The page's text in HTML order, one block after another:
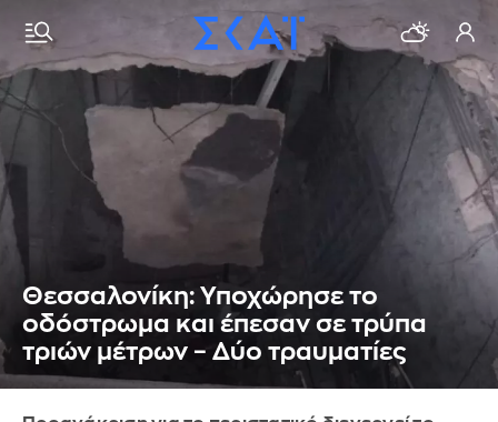
Θεσσαλονίκη: Υποχώρησε το
οδόστρωμα και έπεσαν σε τρύπα
τριών μέτρων – Δύο τραυματίες